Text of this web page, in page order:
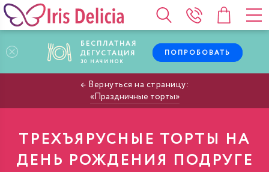
БЕСПЛАТНАЯ
ДЕГУСТАЦИЯ
30 НАЧИНОК
ПОПРОБОВАТЬ
Праздничные торты
ТРЕХЪЯРУСНЫЕ ТОРТЫ НА
ДЕНЬ РОЖДЕНИЯ ПОДРУГЕ